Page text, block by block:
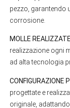
pezzo, garantendo
corrosione.
MOLLE
realizzazione ogni
ad alta tecnologia
CONFIGURAZIONE
progettate e
originale,